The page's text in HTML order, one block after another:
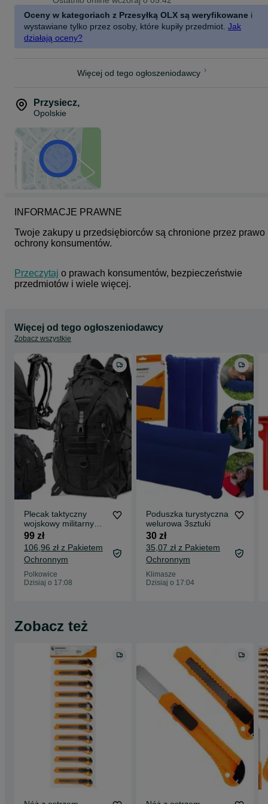
• Kolor: mix
• Materiał: stal, tworzywo sztuczne
• Rodzaj: łamany
• W opakowaniu: 12 szt.
Oceny w kategoriach z Przesyłką OLX są weryfikowane i
wystawiane tylko przez osoby, które kupiły przedmiot. Jak
działają oceny?
Więcej od tego ogłoszeniodawcy
Przysiecz,
Opolskie
INFORMACJE PRAWNE
Twoje zakupy u przedsiębiorców są chronione przez prawo
ochrony konsumentów.
Przeczytaj o prawach konsumentów, bezpieczeństwie
przedmiotów i wiele więcej.
Więcej od tego ogłoszeniodawcy
Zobacz wszystkie
Plecak taktyczny
wojskowy militarny
survival turystyczny
trekkingowy
99 zł
106,96 zł z Pakietem
Ochronnym
Polkowice
Dzisiaj o 17:08
Poduszka turystyczna
welurowa 3sztuki
30 zł
35,07 zł z Pakietem
Ochronnym
Klimasze
Dzisiaj o 17:04
Zobacz też